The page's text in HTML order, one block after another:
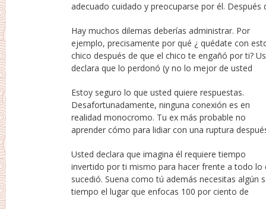
adecuado cuidado y preocuparse por él. Después
Hay muchos dilemas deberías administrar. Por
ejemplo, precisamente por qué ¿ quédate con
chico después de que el chico te engañó por ti?
declara que lo perdonó (y no lo mejor de usted
amigo), pero suena como {podría|puede|podría
potencialmente|no {no olvídate de. Perdonar
olvidar son dos totalmente diferentes situaciones
Estoy seguro lo que usted quiere respuestas.
Desafortunadamente, ninguna conexión es en
realidad monocromo. Tu ex ​​más probable no
aprender cómo para lidiar con una ruptura
de nueve años y también en busca de inmediato
satisfacción ayudar a aliviar el dolor. Habiendo dicho
Usted declara que imagina él requiere tiempo
invertido por ti mismo para hacer frente a todo lo
sucedió. Suena como tú además necesitas algún
tiempo el lugar que enfocas 100 por ciento de
energía en ti mismo y no él. Mi información es usted
preparar una agradable mujeres fin de
tomar hacia arriba un pasatiempo usualmente